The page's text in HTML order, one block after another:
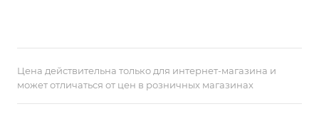
Цена действительна только для интернет-магазина и
может отличаться от цен в розничных магазинах